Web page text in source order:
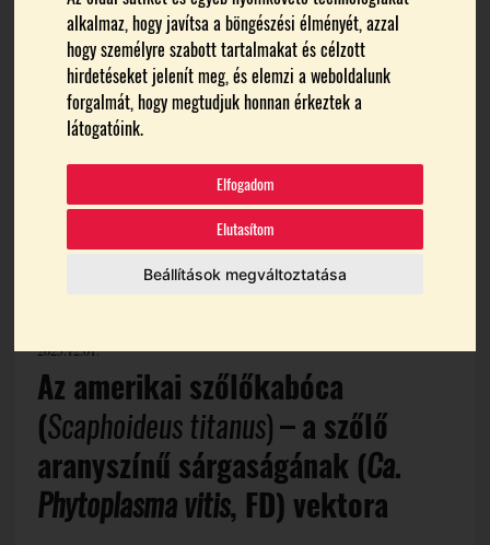
alkalmaz, hogy javítsa a böngészési élményét, azzal
hogy személyre szabott tartalmakat és célzott
hirdetéseket jelenít meg, és elemzi a weboldalunk
forgalmát, hogy megtudjuk honnan érkeztek a
látogatóink.
Elfogadom
Elutasítom
Beállítások megváltoztatása
Témák: Aranyszínű Sárgaság
BN Sztolbur Fitoplazma
FD Fitoplazma
2025.12.01.
Az amerikai szőlőkabóca
(Scaphoideus titanus)–a szőlő
aranyszínű sárgaságának (Ca.
Phytoplasma vitis, FD) vektora